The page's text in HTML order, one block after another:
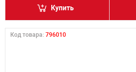
Купить
Код товара: 796010